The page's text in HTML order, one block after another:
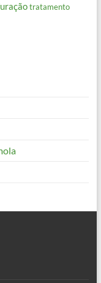
tratamento